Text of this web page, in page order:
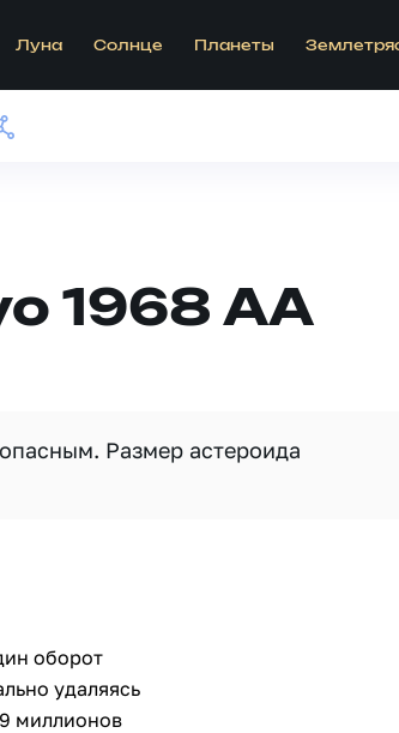
Луна Солнце Планеты
1968 AA
Размер астероида
оборот
удаляясь
миллионов